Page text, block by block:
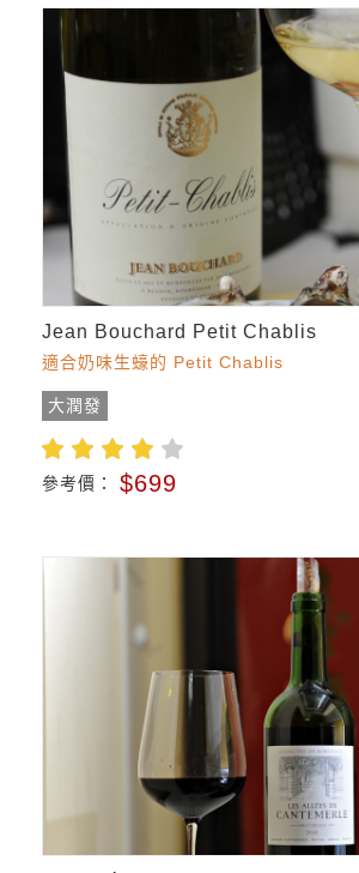
Jean Bouchard Petit Chablis
適合奶味生蠔的 Petit Chablis
大潤發
參考價： $699